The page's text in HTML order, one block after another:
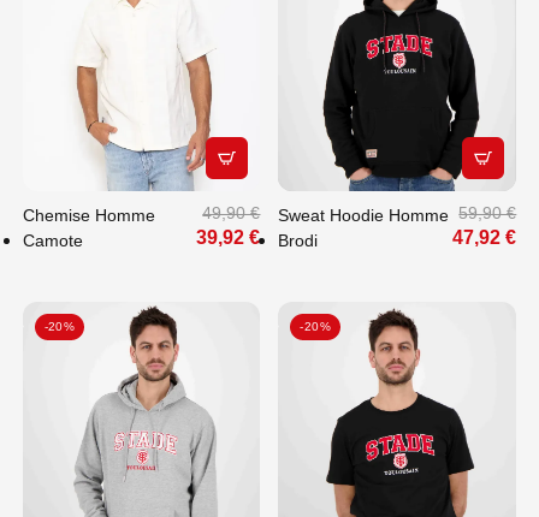
APERÇU RAPIDE
Chemise Homme
Camote
49,90 €
39,92 €
Sweat Hoodie Homme
Brodi
59,90 €
47,92 €
-20% -20%